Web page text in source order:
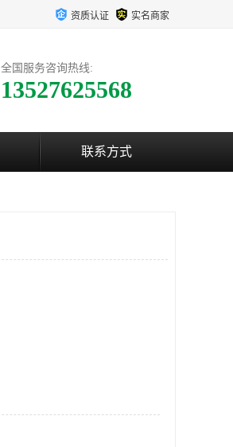
资质认证 实名商家
全国服务咨询热线:
13527625568
联系方式